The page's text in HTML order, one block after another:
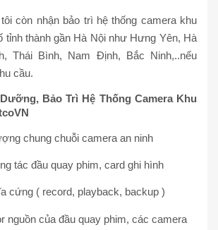
còn nhận bảo trì hệ thống camera khu
tỉnh thành gần Hà Nội như Hưng Yên, Hà
Thái Bình, Nam Định, Bắc Ninh,..nếu
cầu.
Bảo Trì Hệ Thống Camera Khu
chung chuỗi camera an ninh
tác đầu quay phim, card ghi hình
cứng ( record, playback, backup )
nguồn của đầu quay phim, các camera